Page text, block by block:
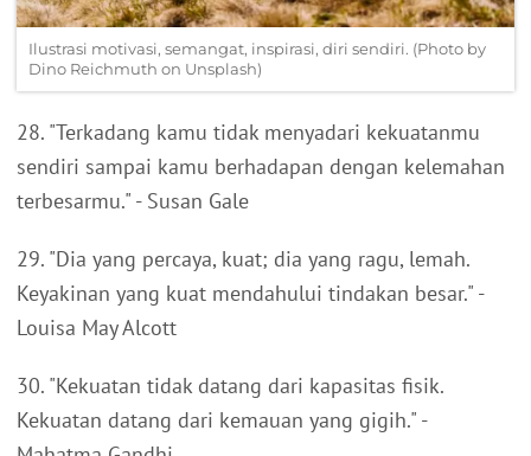
Ilustrasi motivasi, semangat, inspirasi, diri sendiri. (Photo by
Dino Reichmuth on Unsplash)
28. "Terkadang kamu tidak menyadari kekuatanmu
sendiri sampai kamu berhadapan dengan kelemahan
terbesarmu." - Susan Gale
29. "Dia yang percaya, kuat; dia yang ragu, lemah.
Keyakinan yang kuat mendahului tindakan besar." -
Louisa May Alcott
30. "Kekuatan tidak datang dari kapasitas fisik.
Kekuatan datang dari kemauan yang gigih." -